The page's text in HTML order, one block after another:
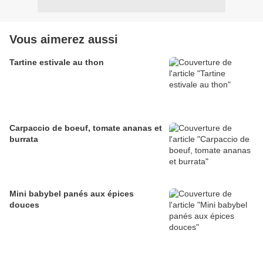
Vous aimerez aussi
Tartine estivale au thon
Carpaccio de boeuf, tomate ananas et
burrata
Mini babybel panés aux épices
douces